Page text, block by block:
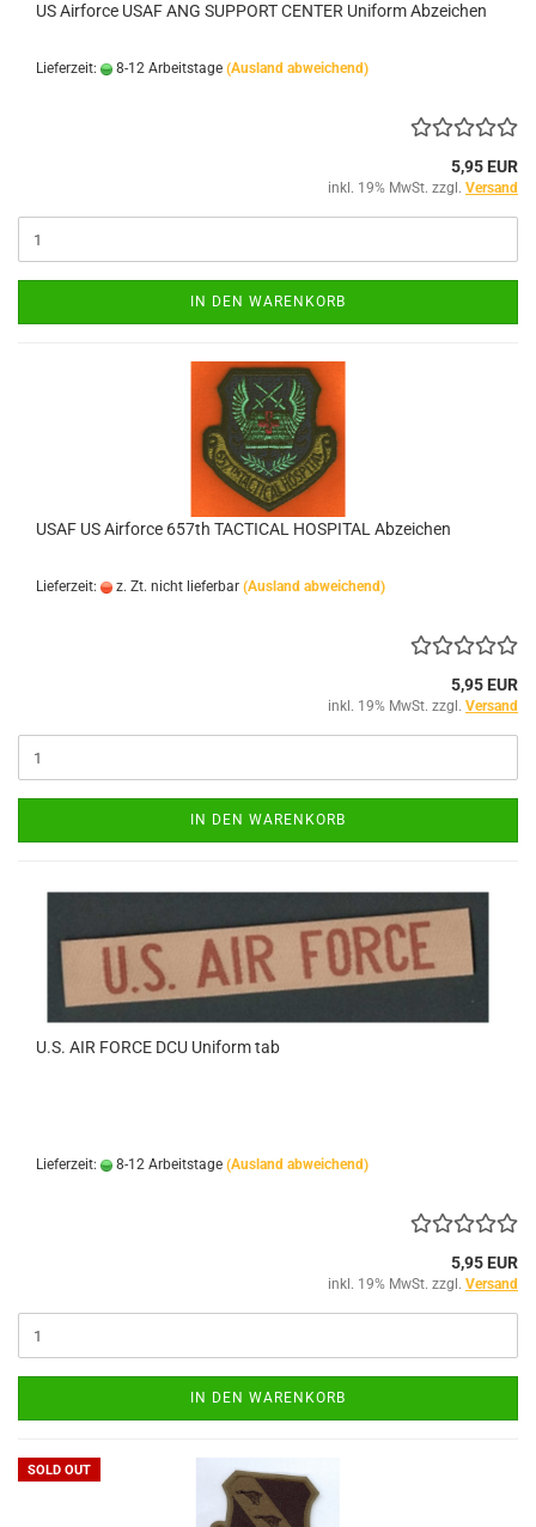
US Airforce USAF ANG SUPPORT CENTER Uniform Abzeichen
Lieferzeit: 8-12 Arbeitstage (Ausland abweichend)
5,95 EUR
inkl. 19% MwSt. zzgl. Versand
IN DEN WARENKORB
USAF US Airforce 657th TACTICAL HOSPITAL Abzeichen
Lieferzeit: z. Zt. nicht lieferbar (Ausland abweichend)
5,95 EUR
inkl. 19% MwSt. zzgl. Versand
IN DEN WARENKORB
U.S. AIR FORCE DCU Uniform tab
Lieferzeit: 8-12 Arbeitstage (Ausland abweichend)
5,95 EUR
inkl. 19% MwSt. zzgl. Versand
IN DEN WARENKORB
SOLD OUT